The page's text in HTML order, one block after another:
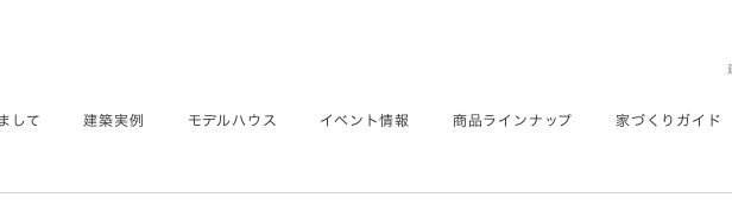
して 建築実例 モデルハウス イベント情報 商品ラインナップ 家づくりガイド